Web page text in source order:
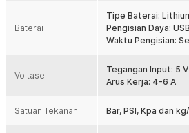
Lampu LED Darurat SOS
Pompa ban elektrik dilengkapi lampu
darurat. Membantu memberikan
meningkatkan visibilitas agar lebih
Baterai Rechargeable Type C
Baterai
Tipe Baterai:
Pengisian Daya:
Waktu Pengisian:
Voltase
Tegangan Input: 5 V
Arus Kerja: 4-6 A
Satuan Tekanan Bar, PSI, Kpa dan